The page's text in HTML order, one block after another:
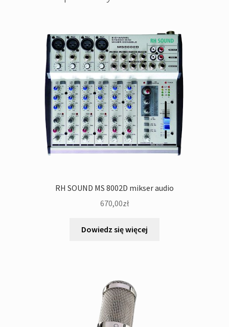
RH SOUND MS 8002D mikser audio
670,00zł
Dowiedz się więcej